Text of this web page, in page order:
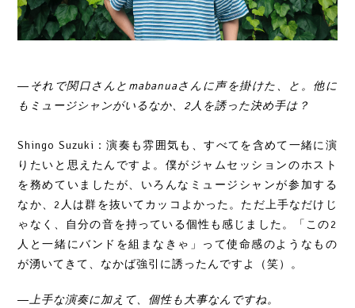
―それで関口さんとmabanuaさんに声を掛けた、と。他に
もミュージシャンがいるなか、2人を誘った決め手は？
Shingo Suzuki：演奏も雰囲気も、すべてを含めて一緒に演
りたいと思えたんですよ。僕がジャムセッションのホスト
を務めていましたが、いろんなミュージシャンが参加する
なか、2人は群を抜いてカッコよかった。ただ上手なだけじ
ゃなく、自分の音を持っている個性も感じました。「この2
人と一緒にバンドを組まなきゃ」って使命感のようなもの
が湧いてきて、なかば強引に誘ったんですよ（笑）。
―上手な演奏に加えて、個性も大事なんですね。